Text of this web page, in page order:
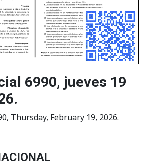
6990, jueves 19
Thursday, February 19, 2026.